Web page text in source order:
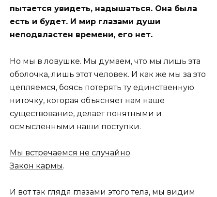
пытается увидеть, надышаться. Она была
есть и будет. И мир глазами души
неподвластен времени, его нет.
Но мы в ловушке. Мы думаем, что мы лишь эта
оболочка, лишь этот человек. И как же мы за это
цепляемся, боясь потерять ту единственную
ниточку, которая объясняет нам наше
существование, делает понятными и
осмысленными наши поступки.
Мы встречаемся не случайно.
Закон кармы.
И вот так глядя глазами этого тела, мы видим